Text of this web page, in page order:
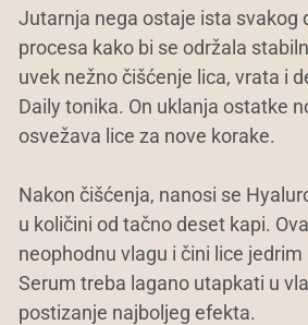
Jutarnja nega ostaje ista svakog
procesa kako bi se održala
uvek nežno čišćenje lica, vrata i
Daily tonika. On uklanja ostatke
osvežava lice za nove korake.
Nakon čišćenja, nanosi se
u količini od tačno deset kapi.
neophodnu vlagu i čini lice
Serum treba lagano utapkati u
postizanje najboljeg efekta.